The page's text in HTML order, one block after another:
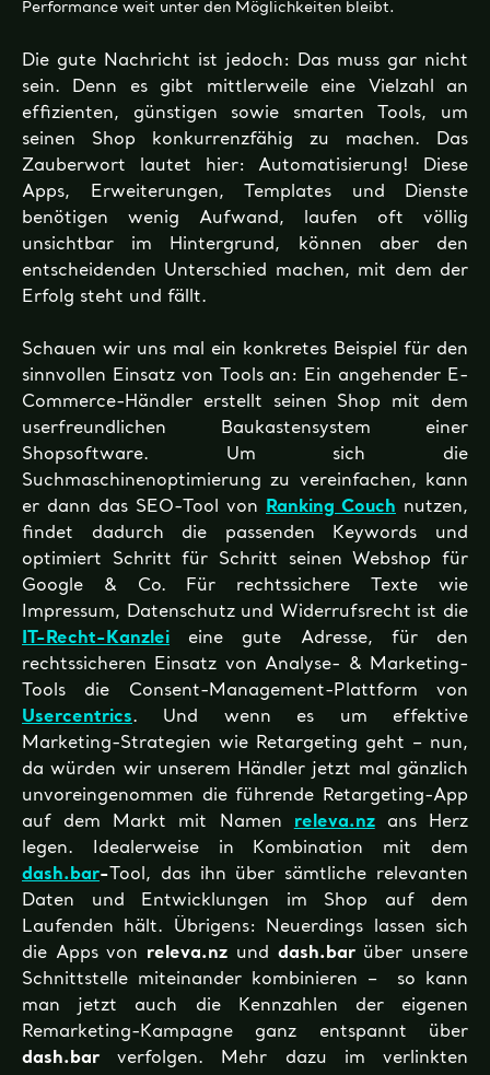
Performance weit unter den Möglichkeiten bleibt.
Die gute Nachricht ist jedoch: Das muss gar nicht
sein. Denn es gibt mittlerweile eine Vielzahl an
effizienten, günstigen sowie smarten Tools, um
seinen Shop konkurrenzfähig zu machen. Das
Zauberwort lautet hier: Automatisierung! Diese
Apps, Erweiterungen, Templates und Dienste
benötigen wenig Aufwand, laufen oft völlig
unsichtbar im Hintergrund, können aber den
entscheidenden Unterschied machen, mit dem der
Erfolg steht und fällt.
Schauen wir uns mal ein konkretes Beispiel für den
sinnvollen Einsatz von Tools an: Ein angehender E-
Commerce-Händler erstellt seinen Shop mit dem
userfreundlichen Baukastensystem einer
Shopsoftware. Um sich die
Suchmaschinenoptimierung zu vereinfachen, kann
er dann das SEO-Tool von Ranking Couch nutzen,
findet dadurch die passenden Keywords und
optimiert Schritt für Schritt seinen Webshop für
Google & Co. Für rechtssichere Texte wie
Impressum, Datenschutz und Widerrufsrecht ist die
IT-Recht-Kanzlei eine gute Adresse, für den
rechtssicheren Einsatz von Analyse- & Marketing-
Tools die Consent-Management-Plattform von
Usercentrics. Und wenn es um effektive
Marketing-Strategien wie Retargeting geht – nun,
da würden wir unserem Händler jetzt mal gänzlich
unvoreingenommen die führende Retargeting-App
auf dem Markt mit Namen
releva.nzans Herz
legen. Idealerweise in Kombination mit dem
dash.bar- Tool, das ihn über sämtliche relevanten
Daten und Entwicklungen im Shop auf dem
Laufenden hält. Übrigens: Neuerdings lassen sich
die Apps von releva.nz und dash.barüber unsere
Schnittstelle miteinander kombinieren – so kann
man jetzt auch dieKennzahlen der eigenen
Remarketing-Kampagne ganz entspannt über
dash.bar verfolgen. Mehr dazu im verlinkten